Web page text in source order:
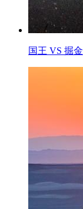
国王 VS 掘金